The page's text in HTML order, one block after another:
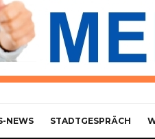
NEWS STADTGESPRÄCH